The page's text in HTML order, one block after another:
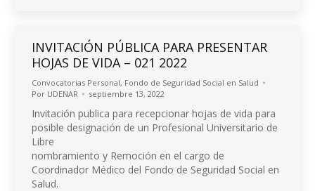
INVITACIÓN PÚBLICA PARA PRESENTAR
HOJAS DE VIDA – 021 2022
Convocatorias Personal, Fondo de Seguridad Social en Salud
Por UDENAR septiembre 13, 2022
Invitación publica para recepcionar hojas de vida para
posible designación de un Profesional Universitario de
Libre
nombramiento y Remoción en el cargo de
Coordinador Médico del Fondo de Seguridad Social en
Salud.